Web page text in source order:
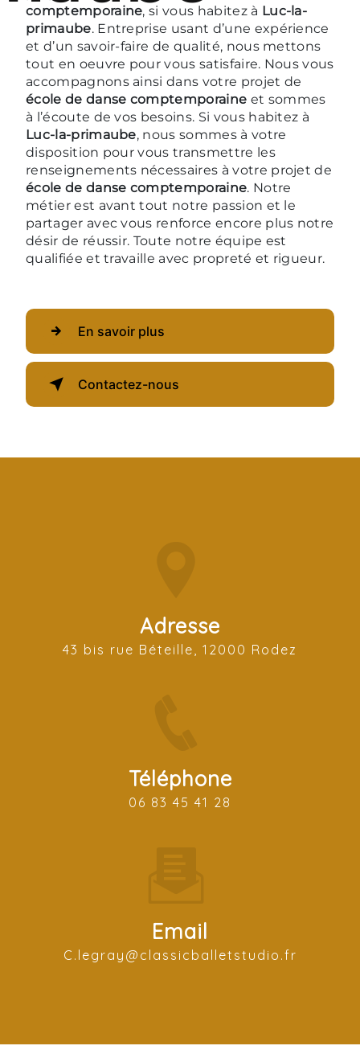
comptemporaine, si vous habitez à Luc-la-
primaube. Entreprise usant d’une expérience
et d’un savoir-faire de qualité, nous mettons
tout en oeuvre pour vous satisfaire. Nous vous
accompagnons ainsi dans votre projet de
école de danse comptemporaine et sommes
à l’écoute de vos besoins. Si vous habitez à
Luc-la-primaube, nous sommes à votre
disposition pour vous transmettre les
renseignements nécessaires à votre projet de
école de danse comptemporaine. Notre
métier est avant tout notre passion et le
partager avec vous renforce encore plus notre
désir de réussir. Toute notre équipe est
qualifiée et travaille avec propreté et rigueur.
En savoir plus
Contactez-nous
Adresse
43 bis rue Béteille, 12000 Rodez
Téléphone
06 83 45 41 28
Email
c.legray@classicballetstudio.fr